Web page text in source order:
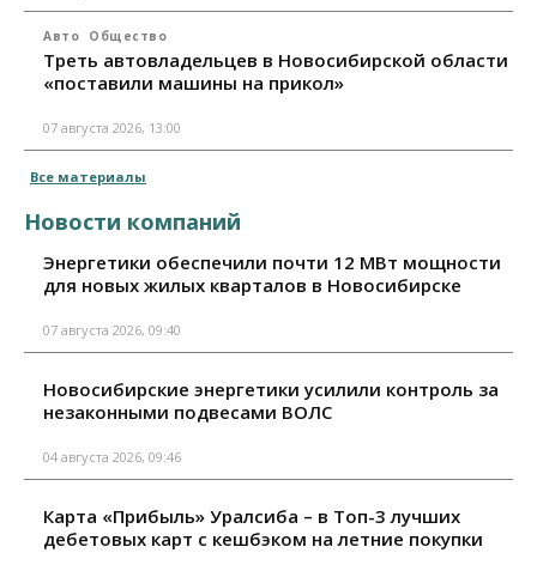
Авто Общество
Треть автовладельцев в Новосибирской области
«поставили машины на прикол»
07 августа 2026, 13:00
Все материалы
Новости компаний
Энергетики обеспечили почти 12 МВт мощности
для новых жилых кварталов в Новосибирске
07 августа 2026, 09:40
Новосибирские энергетики усилили контроль за
незаконными подвесами ВОЛС
04 августа 2026, 09:46
Карта «Прибыль» Уралсиба – в Топ-3 лучших
дебетовых карт с кешбэком на летние покупки